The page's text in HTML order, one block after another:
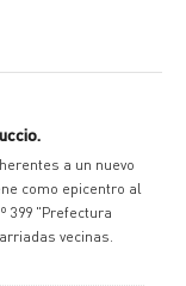
a un nuevo
como epicentro al
399 "Prefectura
vecinas.